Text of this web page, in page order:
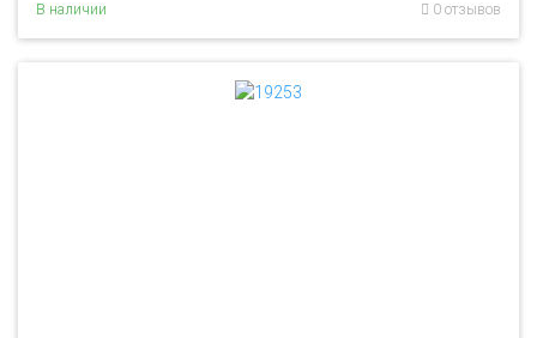
В наличии 0 отзывов